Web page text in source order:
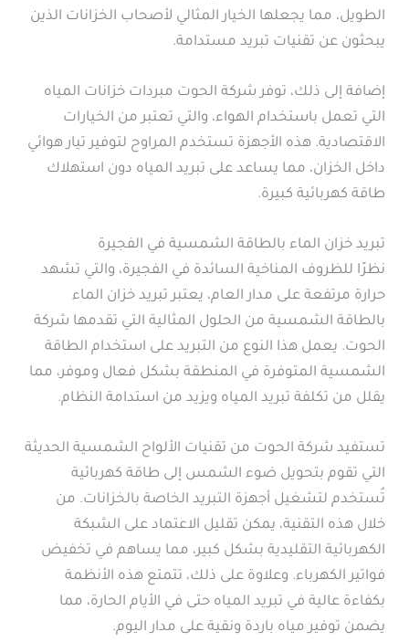
الطويل، مما يجعلها الخيار المثالي لأصحاب الخزانات الذين
يبحثون عن تقنيات تبريد مستدامة.
إضافة إلى ذلك، توفر شركة الحوت مبردات خزانات المياه
التي تعمل باستخدام الهواء، والتي تعتبر من الخيارات
الاقتصادية. هذه الأجهزة تستخدم المراوح لتوفير تيار هوائي
داخل الخزان، مما يساعد على تبريد المياه دون استهلاك
طاقة كهربائية كبيرة.
تبريد خزان الماء بالطاقة الشمسية في الفجيرة
نظرًا للظروف المناخية السائدة في الفجيرة، والتي تشهد
حرارة مرتفعة على مدار العام، يعتبر تبريد خزان الماء
بالطاقة الشمسية من الحلول المثالية التي تقدمها شركة
الحوت. يعمل هذا النوع من التبريد على استخدام الطاقة
الشمسية المتوفرة في المنطقة بشكل فعال وموفر، مما
يقلل من تكلفة تبريد المياه ويزيد من استدامة النظام.
تستفيد شركة الحوت من تقنيات الألواح الشمسية الحديثة
التي تقوم بتحويل ضوء الشمس إلى طاقة كهربائية
تُستخدم لتشغيل أجهزة التبريد الخاصة بالخزانات. من
خلال هذه التقنية، يمكن تقليل الاعتماد على الشبكة
الكهربائية التقليدية بشكل كبير، مما يساهم في تخفيض
فواتير الكهرباء. وعلاوة على ذلك، تتمتع هذه الأنظمة
بكفاءة عالية في تبريد المياه حتى في الأيام الحارة، مما
يضمن توفير مياه باردة ونقية على مدار اليوم.